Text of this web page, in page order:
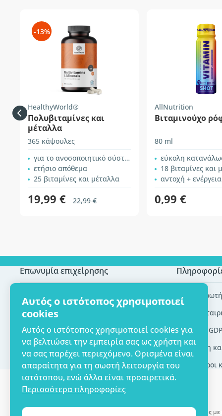
Αυτός ο ιστότοπος χρησιμοποιεί
cookies
Αυτός ο ιστότοπος χρησιμοποιεί cookies για
να βελτιώσει την εμπειρία σας ως χρήστη και
να σας παρέχει περιεχόμενο. Ορισμένα είναι
απαραίτητα για τη σωστή λειτουργία του
ιστότοπου, ενώ άλλα είναι προαιρετικά.
Περισσότερα πληροφορίες
-13%
HealthyWorld®
Πολυβιταμίνες και
μέταλλα
365 κάψουλες
για το ανοσοποιητικό σύστημα και την ενέργεια
ετήσιο απόθεμα
25 βιταμίνες και μέταλλα
19,99 € 22,99 €
AllNutrition
Βιταμινούχο
80 ml
εύκολη
18 βιταμίνες και
αντοχή + ενέργεια
0,99 €
Επωνυμία επιχείρησης
Πιστοποίηση ECO
Επικοινωνία
Σχετικά με εμάς
Συχνές
Brands/
Εργαλεία
Παράδοση
Γενικοί όροι
Δυνατότητα πληρωμής